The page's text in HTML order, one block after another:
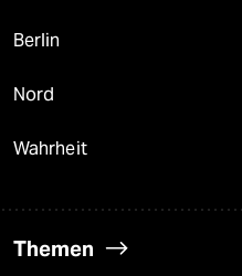
Berlin
Nord
Wahrheit
Themen